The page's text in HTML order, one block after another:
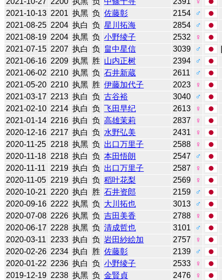
2021-10-13 2201 执黑 负 佐藤彰 2154
♂
2021-08-25 2204 执白 负 星川拓海 2854
♂
2021-08-19 2204 执黑 负 小野绫子 2532
♀
2021-07-15 2207 执白 负 畠中星信 3039 ♂
2021-06-16 2209 执黑 胜 山内正树 2394
♂
2021-06-02 2210 执黑 负 石井新蔵 2611
♂
2021-05-20 2210 执黑 胜 伊藤加代子 2023
♀
2021-03-17 2213 执白 负 古谷裕 3040
♂
2021-02-10 2214 执白 负 飞田早纪 2613
♀
2021-01-14 2216 执白 负 高雄茉莉 2837
♀
2020-12-16 2217 执白 负 水野弘美 2431
♀
2020-11-25 2218 执黑 负 出口万里子 2588
♀
2020-11-18 2218 执白 负 本田悟朗 2547
♂
2020-11-11
2219 执白 负 出口万里子 2587
♀
2020-11-05 2219 执白 负 稻叶花梨 2569
♀
2020-10-21 2220 执白 胜 石井资郎 2159
♂
2020-09-16 2222 执黑 负 大川拓也 3013
♂
2020-07-08 2226 执黑 负 吉田美香 2788
♀
2020-06-17 2228 执黑 负 清成哲也 3101
♂
2020-03-11
2233 执白 负 岩田紗絵加 2757
♀
2020-02-26 2234 执白 胜 佐藤彰 2139
♂
2020-01-22 2236 执白 负 小野绫子 2533
♀
2019-12-19 2238 执黑 负 金賢貞 2476
♀